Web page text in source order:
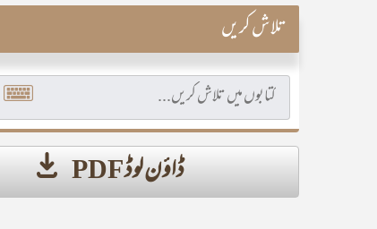
تلاش کریں
ڈاؤن لوڈ PDF